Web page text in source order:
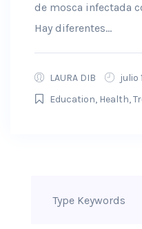
de mosca infectada
Hay diferentes...
LAURA DIB
julio
Education, Health,